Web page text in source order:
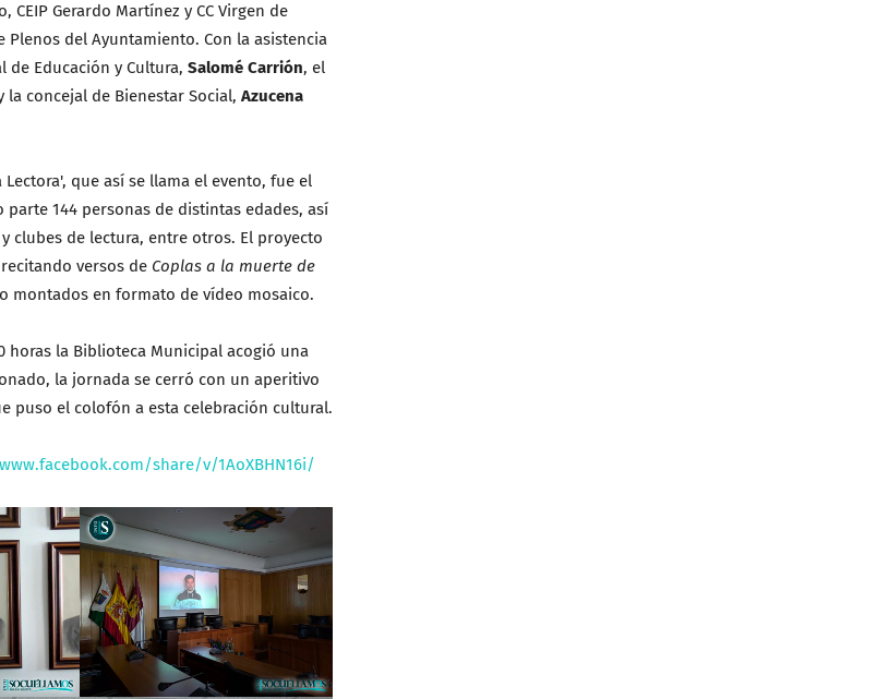
CEIP Gerardo Martínez y CC Virgen de
del Ayuntamiento. Con la asistencia
de Educación y Cultura, Salomé Carrión, el
la concejal de Bienestar Social, Azucena
que así se llama el evento, fue el
144 personas de distintas edades, así
clubes de lectura, entre otros. El proyecto
versos de Coplas a la muerte de
montados en formato de vídeo mosaico.
horas la Biblioteca Municipal acogió una
la jornada se cerró con un aperitivo
puso el colofón a esta celebración cultural.
share/v/1AoXBHN16i/